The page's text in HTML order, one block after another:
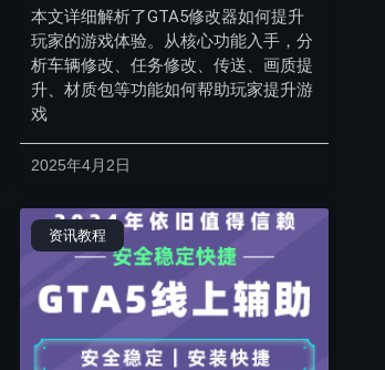
本文详细解析了GTA5修改器如何提升
玩家的游戏体验。从核心功能入手，分
析车辆修改、任务修改、传送、画质提
升、材质包等功能如何帮助玩家提升游
戏
2025年4月2日
资讯教程